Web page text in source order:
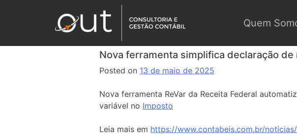
Quem
Nova ferramenta simplifica declaração de
Posted on 13 de maio de 2025
Nova ferramenta ReVar da Receita Federal
variável no Imposto
Leia mais em https://www.contabeis.com.br/